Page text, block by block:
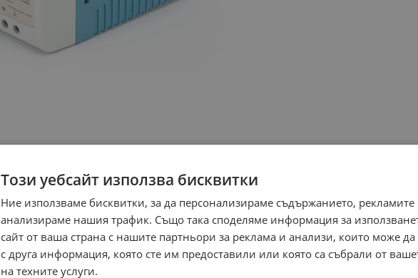
Този уебсайт използва бисквитки
Ние използваме бисквитки, за да персонализираме съдържанието, рекламите
анализираме нашия трафик. Също така споделяме информация за
сайт от ваша страна с нашите партньори за реклама и анализи, които може
с друга информация, която сте им предоставили или която са събрали от
на техните услуги.